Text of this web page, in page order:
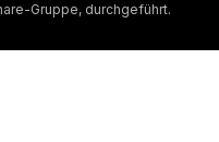
Gruppe, durchgeführt.